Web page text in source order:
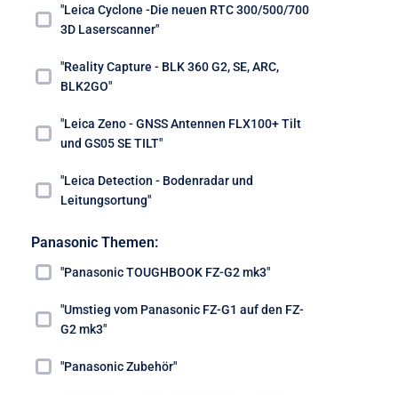
"Leica Cyclone -Die neuen RTC 300/500/700
3D Laserscanner"
"Reality Capture - BLK 360 G2, SE, ARC,
BLK2GO"
"Leica Zeno - GNSS Antennen FLX100+ Tilt
und GS05 SE TILT"
"Leica Detection - Bodenradar und
Leitungsortung"
Panasonic Themen:
"Panasonic TOUGHBOOK FZ-G2 mk3"
"Umstieg vom Panasonic FZ-G1 auf den FZ-
G2 mk3"
"Panasonic Zubehör"